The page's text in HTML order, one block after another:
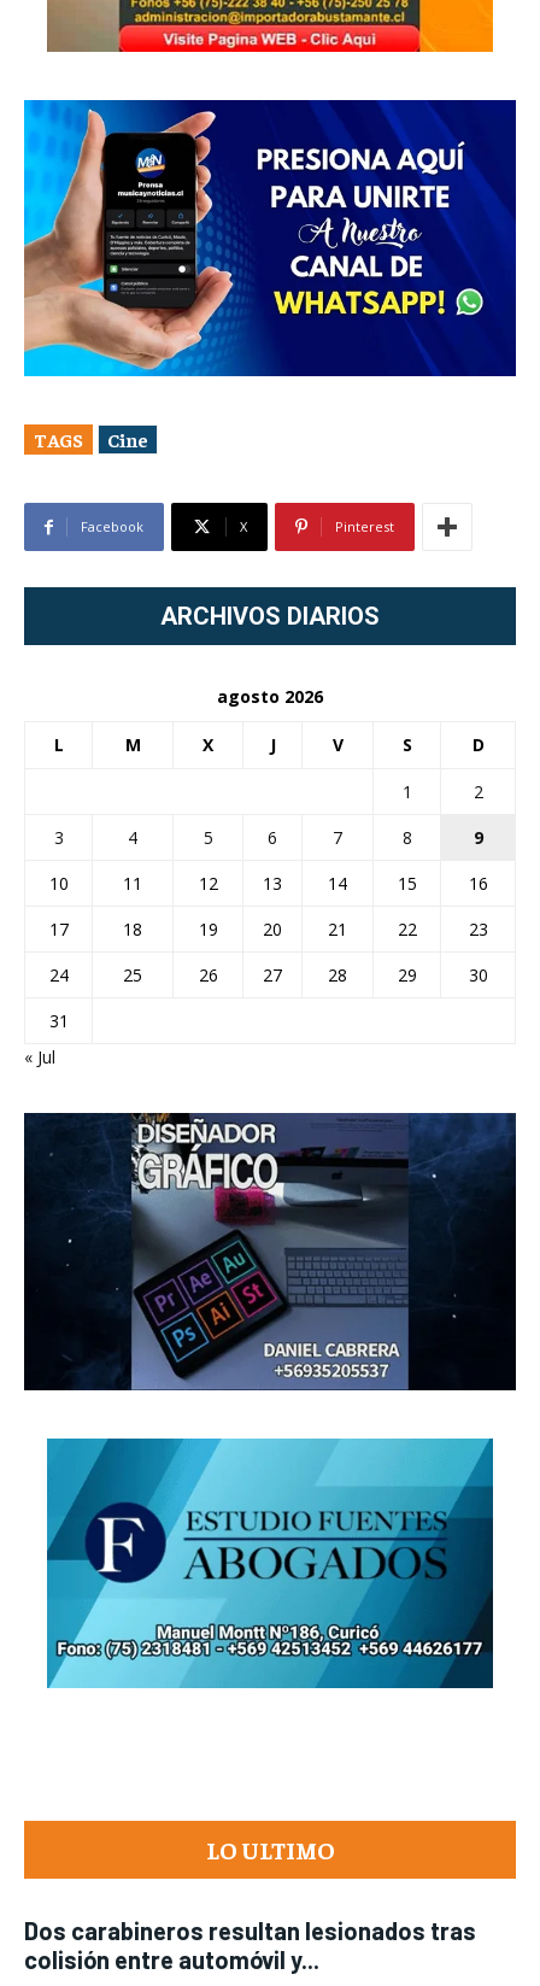
TAGS Cine
Facebook X Pinterest
ARCHIVOS DIARIOS
agosto 2026
L M X J V S D
1
2
3
4 5 6 7 8
9
10
11 12 13 14 15
16
17
18 19 20 21 22
23
24
25 26 27 28 29
30
31
« Jul
LO ULTIMO
Dos carabineros resultan lesionados tras
colisión entre automóvil y...